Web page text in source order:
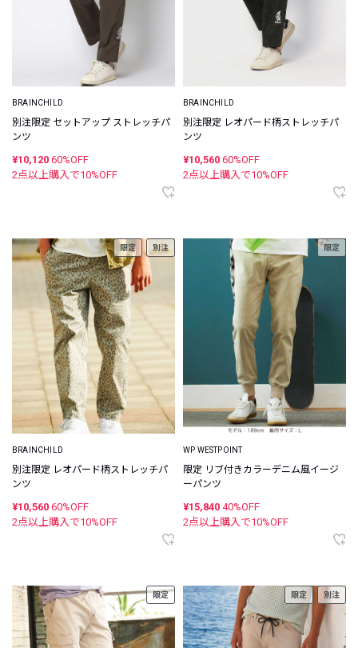
BRAINCHILD
別注限定 セットアップ ストレッチパ
ンツ
¥10,120 60%OFF
2点以上購入で10%OFF
BRAINCHILD
別注限定 レオパード柄ストレッチパ
ンツ
¥10,560 60%OFF
2点以上購入で10%OFF
限定 別注
BRAINCHILD
別注限定 レオパード柄ストレッチパ
ンツ
¥10,560 60%OFF
2点以上購入で10%OFF
限定
WP WESTPOINT
限定 リブ付きカラーデニム風イージ
ーパンツ
¥15,840 40%OFF
2点以上購入で10%OFF
限定 限定 別注